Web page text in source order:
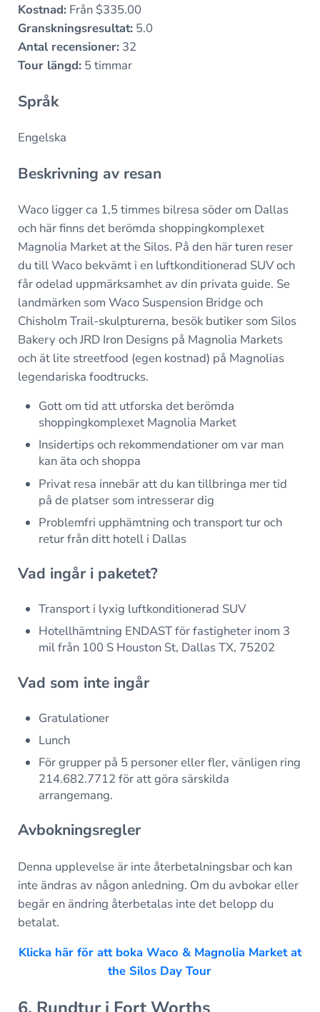
Kostnad:Från $335.00
Granskningsresultat:5.0
Antal recensioner:32
Tour längd:5 timmar
Språk
Engelska
Beskrivning av resan
Waco ligger ca 1,5 timmes bilresa söder om Dallas
och här finns det berömda shoppingkomplexet
Magnolia Market at the Silos. På den här turen reser
du till Waco bekvämt i en luftkonditionerad SUV och
får odelad uppmärksamhet av din privata guide. Se
landmärken som Waco Suspension Bridge och
Chisholm Trail-skulpturerna, besök butiker som Silos
Bakery och JRD Iron Designs på Magnolia Markets
och ät lite streetfood (egen kostnad) på Magnolias
legendariska foodtrucks.
Gott om tid att utforska det berömda
shoppingkomplexet Magnolia Market
Insidertips och rekommendationer om var man
kan äta och shoppa
Privat resa innebär att du kan tillbringa mer tid
på de platser som intresserar dig
Problemfri upphämtning och transport tur och
retur från ditt hotell i Dallas
Vad ingår i paketet?
Transport i lyxig luftkonditionerad SUV
Hotellhämtning ENDAST för fastigheter inom 3
mil från 100 S Houston St, Dallas TX, 75202
Vad som inte ingår
Gratulationer
Lunch
För grupper på 5 personer eller fler, vänligen ring
214.682.7712 för att göra särskilda
arrangemang.
Avbokningsregler
Denna upplevelse är inte återbetalningsbar och kan
inte ändras av någon anledning. Om du avbokar eller
begär en ändring återbetalas inte det belopp du
betalat.
Klicka här för att boka Waco & Magnolia Market at
the Silos Day Tour